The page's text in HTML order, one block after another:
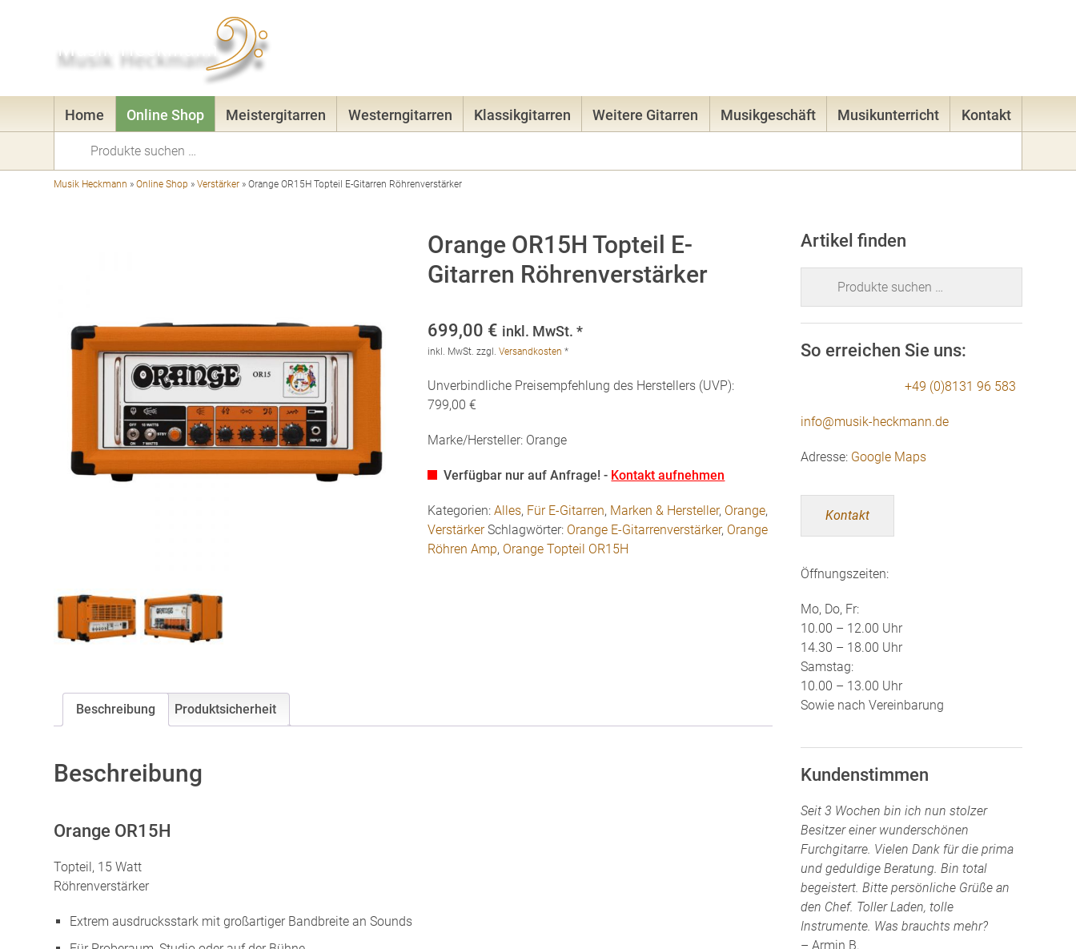
Home Online Shop Meistergitarren Westerngitarren Klassikgitarren Weitere Gitarren Musikgeschäft Musikunterricht Kontakt
Musik Heckmann »Online Shop »Verstärker »Orange OR15H Topteil E-Gitarren Röhrenverstärker
Orange OR15H Topteil E-
Gitarren Röhrenverstärker
699,00 € inkl. MwSt. *
inkl. MwSt. zzgl.Versandkosten *
Unverbindliche Preisempfehlung des Herstellers (UVP):
799,00 €
Marke/Hersteller: Orange
Verfügbar nur auf Anfrage! - Kontakt aufnehmen
Kategorien:Alles, Für E-Gitarren, Marken & Hersteller, Orange,
Verstärker Schlagwörter: Orange E-Gitarrenverstärker, Orange
Röhren Amp, Orange Topteil OR15H
Beschreibung Produktsicherheit
Beschreibung
Orange OR15H
Topteil, 15 Watt
Röhrenverstärker
Extrem ausdrucksstark mit großartiger Bandbreite an Sounds
Artikel finden
So erreichen Sie uns:
+49 (0)8131 96 583
info@musik-heckmann.de
Adresse: Google Maps
Kontakt
Öffnungszeiten:
Mo, Do, Fr:
10.00 – 12.00 Uhr
14.30 – 18.00 Uhr
Samstag:
10.00 – 13.00 Uhr
Sowie nach Vereinbarung
Kundenstimmen
Seit 3 Wochen bin ich nun stolzer
Besitzer einer wunderschönen
Furchgitarre. Vielen Dank für die prima
und geduldige Beratung. Bin total
begeistert. Bitte persönliche Grüße an
den Chef. Toller Laden, tolle
Instrumente. Was brauchts mehr?
– Armin B.